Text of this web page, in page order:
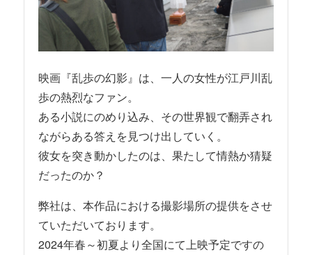
映画『乱歩の幻影』は、一人の女性が江戸川乱
歩の熱烈なファン。
ある小説にのめり込み、その世界観で翻弄され
ながらある答えを見つけ出していく。
彼女を突き動かしたのは、果たして情熱か猜疑
だったのか？
弊社は、本作品における撮影場所の提供をさせ
ていただいております。
2024年春～初夏より全国にて上映予定ですの